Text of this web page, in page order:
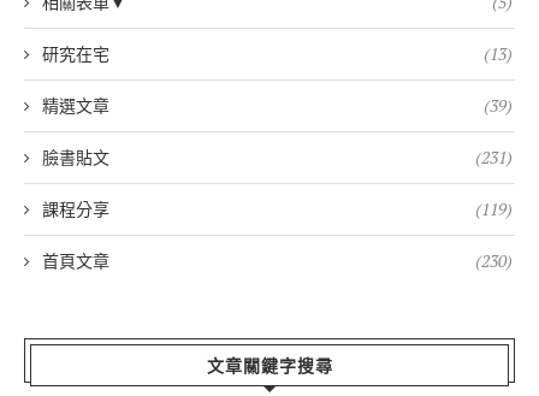
研究在宅 (13)
精選文章 (39)
臉書貼文 (231)
課程分享 (119)
首頁文章 (230)
文章關鍵字搜尋